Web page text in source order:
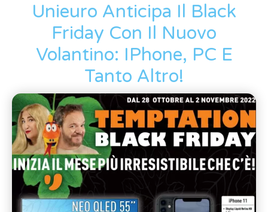
Unieuro Anticipa Il Black
Friday Con Il Nuovo
Volantino: IPhone, PC E
Tanto Altro!